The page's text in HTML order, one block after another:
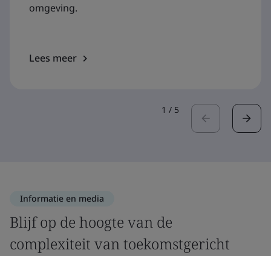
omgeving.
Lees meer
1 / 5
Informatie en media
Blijf op de hoogte van de
complexiteit van toekomstgericht